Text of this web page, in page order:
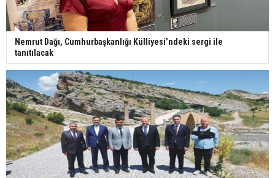
Nemrut Dağı, Cumhurbaşkanlığı Külliyesi’ndeki sergi ile
tanıtılacak